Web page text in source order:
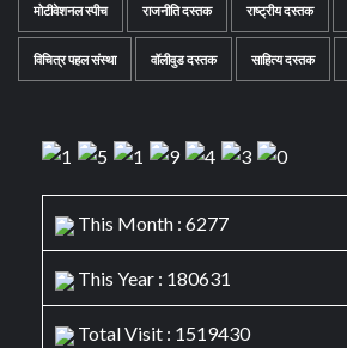
मोटीवेशनल स्पीच राजनीति दस्तक राष्ट्रीय दस्तक
विचित्र पहल संस्था वॉलीवुड दस्तक साहित्य दस्तक
This Month : 6277
This Year : 180631
Total Visit : 1519430